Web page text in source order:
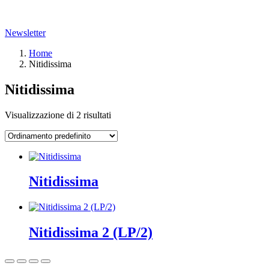
Newsletter
Home
Nitidissima
Nitidissima
Visualizzazione di 2 risultati
Nitidissima
Nitidissima 2 (LP/2)